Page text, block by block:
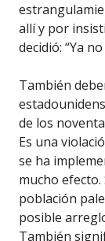
allí y por
decidió: “Ya
También
de los
Es una
se ha
mucho efecto.
población
posible
También